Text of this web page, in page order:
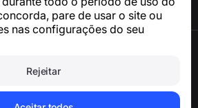
pare de usar o site ou
nas configurações do seu
Rejeitar
pessoais